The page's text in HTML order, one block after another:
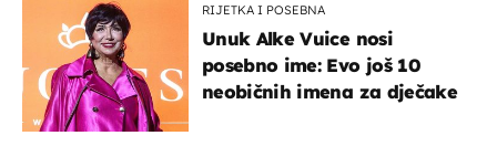
RIJETKA I POSEBNA
Unuk Alke Vuice nosi
posebno ime: Evo još 10
neobičnih imena za dječake